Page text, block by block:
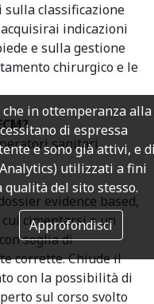
classificazione
indicazioni
e sulla gestione
chirurgico e le
sanitari.
evidence based,
cimentarsi e un
soglia di
corrette. Chiude il
con la possibilità di
sul corso svolto
in ottemperanza alla
di espressa
e sono già attivi, e
utilizzati a fini
del sito stesso.
Approfondisci